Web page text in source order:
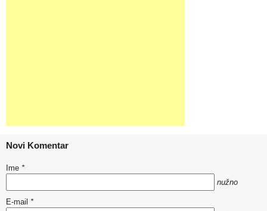
Novi Komentar
Ime *
nužno
E-mail *